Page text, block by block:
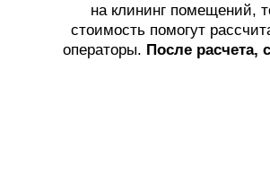
на клининг помещений,
стоимость помогут
операторы. После расчета,